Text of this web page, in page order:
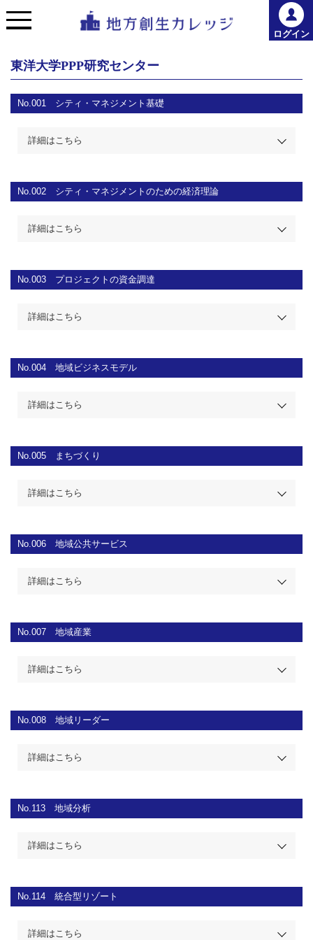
ログイン
東洋大学PPP研究センター
No.001 シティ・マネジメント基礎
詳細はこちら
No.002 シティ・マネジメントのための経済理論
詳細はこちら
No.003 プロジェクトの資金調達
詳細はこちら
No.004 地域ビジネスモデル
詳細はこちら
No.005 まちづくり
詳細はこちら
No.006 地域公共サービス
詳細はこちら
No.007 地域産業
詳細はこちら
No.008 地域リーダー
詳細はこちら
No.113 地域分析
詳細はこちら
No.114 統合型リゾート
詳細はこちら